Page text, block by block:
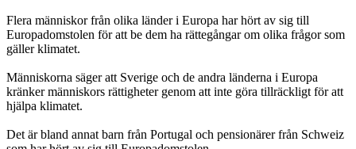
Flera människor från olika länder i Europa har hört av sig till
Europadomstolen för att be dem ha rättegångar om olika frågor som
gäller klimatet.
Människorna säger att Sverige och de andra länderna i Europa
kränker människors rättigheter genom att inte göra tillräckligt för att
hjälpa klimatet.
Det är bland annat barn från Portugal och pensionärer från Schweiz